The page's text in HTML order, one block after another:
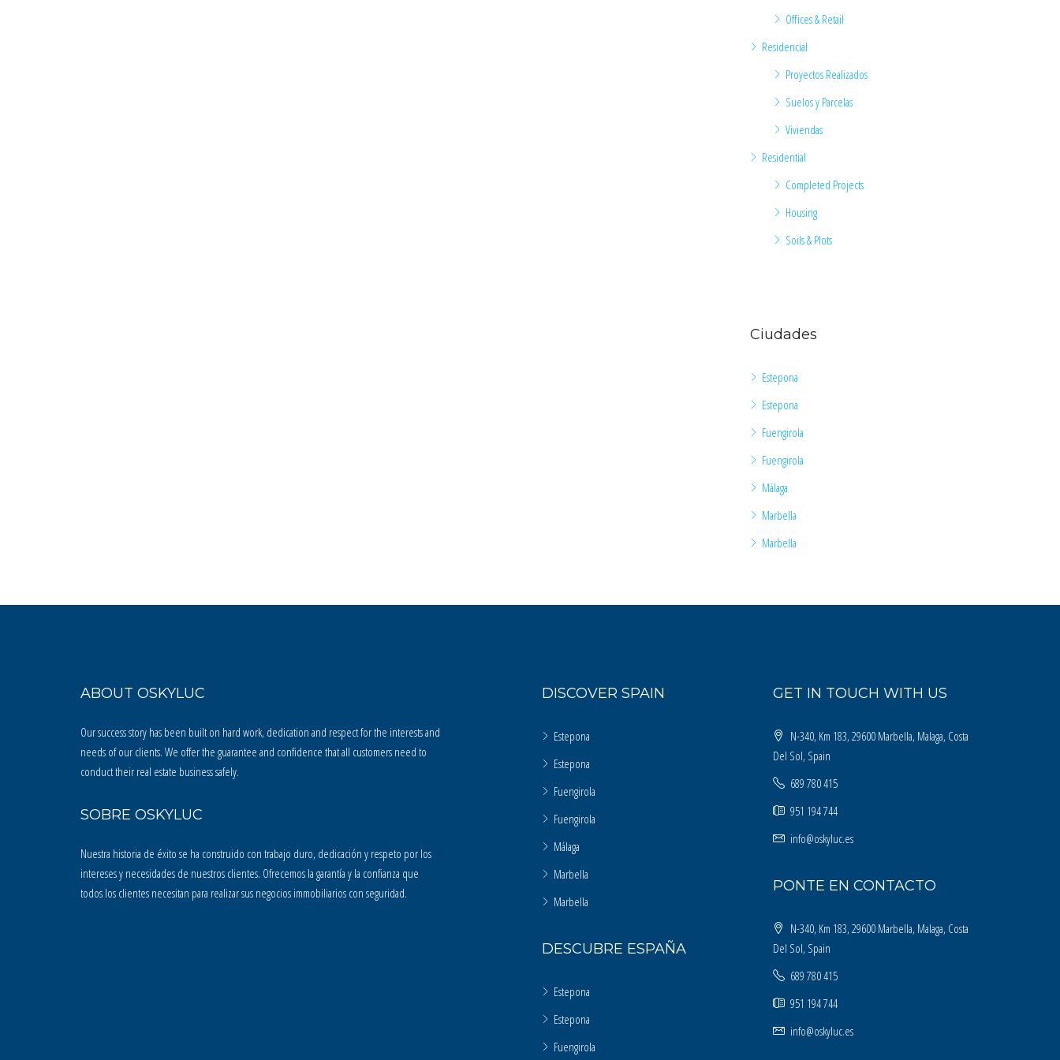
Offices & Retail
Residencial
Proyectos Realizados
Suelos y Parcelas
Viviendas
Residential
Completed Projects
Housing
Soils & Plots
Ciudades
Estepona
Estepona
Fuengirola
Fuengirola
Málaga
Marbella
Marbella
ABOUT OSKYLUC
Our success story has been built on hard work, dedication and respect for the interests and
needs of our clients. We offer the guarantee and confidence that all customers need to
conduct their real estate business safely.
SOBRE OSKYLUC
Nuestra historia de éxito se ha construido con trabajo duro, dedicación y respeto por los
intereses y necesidades de nuestros clientes. Ofrecemos la garantía y la confianza que
todos los clientes necesitan para realizar sus negocios immobiliarios con seguridad.
DISCOVER SPAIN
Estepona
Estepona
Fuengirola
Fuengirola
Málaga
Marbella
Marbella
DESCUBRE ESPAÑA
Estepona
Estepona
Fuengirola
GET IN TOUCH WITH US
N-340, Km 183, 29600 Marbella, Malaga, Costa
Del Sol, Spain
689 780 415
951 194 744
info@oskyluc.es
PONTE EN CONTACTO
N-340, Km 183, 29600 Marbella, Malaga, Costa
Del Sol, Spain
689 780 415
951 194 744
info@oskyluc.es